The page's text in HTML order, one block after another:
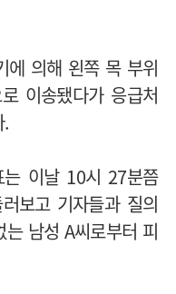
에 의해 왼쪽 목 부위
이송됐다가 응급처
.
이날 10시 27분쯤
보고 기자들과 질의
남성 A씨로부터 피